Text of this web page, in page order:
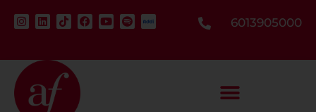
6013905000